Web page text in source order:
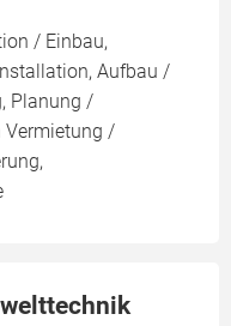
/ Einbau,
Aufbau /
Planung /
Vermietung /